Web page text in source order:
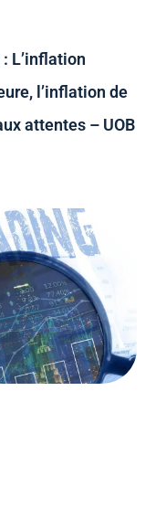
L’inflation
l’inflation de
attentes – UOB